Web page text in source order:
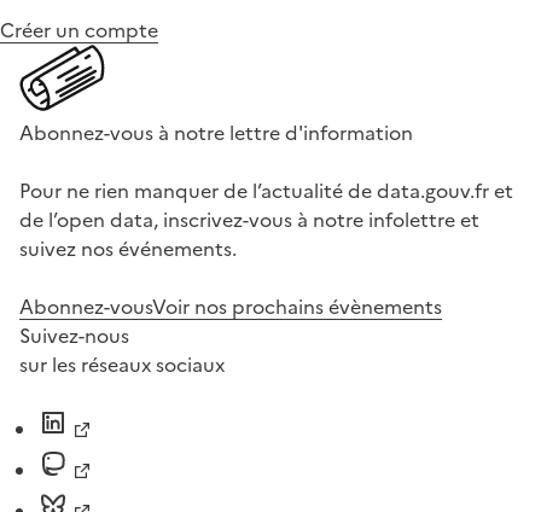
Créer un compte
Abonnez-vous à notre lettre d'information
Pour ne rien manquer de l’actualité de data.gouv.fr et
de l’open data, inscrivez-vous à notre infolettre et
suivez nos événements.
Abonnez-vousVoir nos prochains évènements
Suivez-nous
sur les réseaux sociaux